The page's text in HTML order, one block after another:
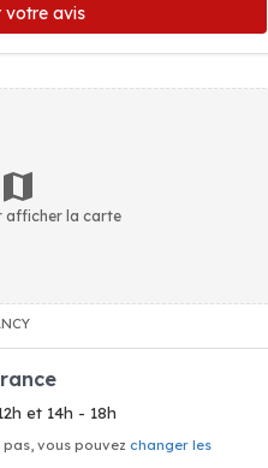
votre avis
afficher la carte
et 14h - 18h
vous pouvez changer les